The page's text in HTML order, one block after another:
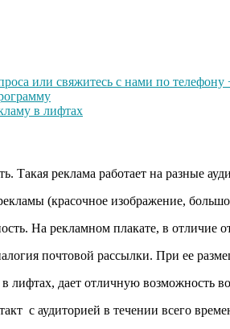
или свяжитесь с нами по
в лифтах
Такая реклама работает на разные
(красочное изображение,
На рекламном плакате, в отличие
почтовой рассылки. При ее
лифтах, дает отличную возможность
с аудиторией в течении всего